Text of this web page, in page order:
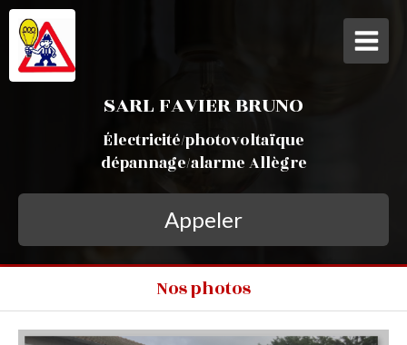
SARL FAVIER BRUNO
Électricité/photovoltaïque
dépannage/alarme Allègre
Appeler
Nos photos